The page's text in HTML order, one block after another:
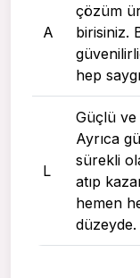
A
çözüm
birisiniz.
hep
L
Güçlü ve
Ayrıca
sürekli
atıp
hemen
düzeyde.